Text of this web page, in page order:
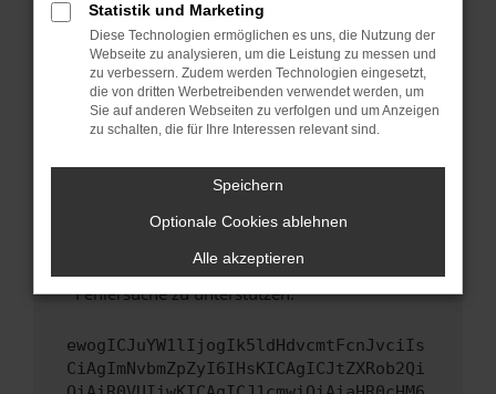
Betriebssystem auf dem neuesten Stand
sind.
Veraltete Software birgt nicht nur ein
Sicherheitsrisiko, sondern kann auch dazu
führen, dass bestimmte Funktionen nicht mehr
unterstützt werden.
Wende dich an den Webseitenbetreiber.
Wenn du alle oben genannten Schritte versucht
hast, kontaktiere uns bitte. Wir werden
uns diesen Text schicken, um uns bei der
Fehlersuche zu unterstützen:
ewogICJuYW1lIjogIk5ldHdvcmtFcnJvciIs
CiAgImNvbmZpZyI6IHsKICAgICJtZXRob2Qi
Statistik und Marketing
Diese Technologien ermöglichen es uns, die Nutzung der
Webseite zu analysieren, um die Leistung zu messen und
zu verbessern. Zudem werden Technologien eingesetzt,
die von dritten Werbetreibenden verwendet werden, um
Sie auf anderen Webseiten zu verfolgen und um Anzeigen
zu schalten, die für Ihre Interessen relevant sind.
Speichern
Optionale Cookies ablehnen
Alle akzeptieren